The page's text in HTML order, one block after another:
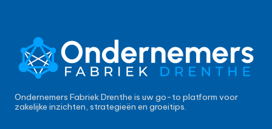
Ondernemers Fabriek Drenthe is uw go-to platform voor
zakelijke inzichten, strategieën en groeitips.